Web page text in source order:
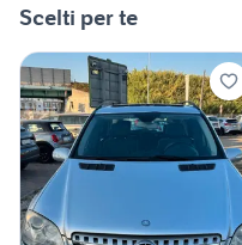
Scelti per te